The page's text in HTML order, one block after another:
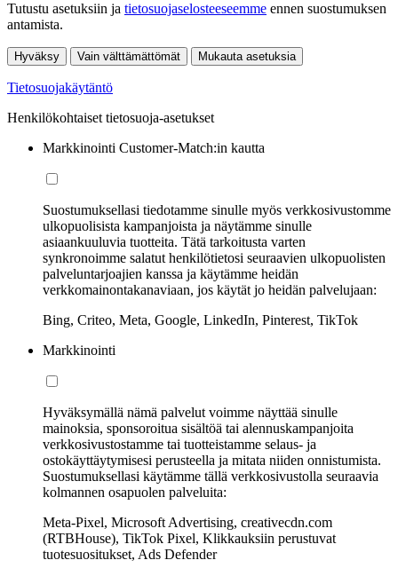
Tutustu asetuksiin ja tietosuojaselosteeseemme ennen suostumuksen
antamista.
Hyväksy Vain välttämättömät Mukauta asetuksia
Tietosuojakäytäntö
Henkilökohtaiset tietosuoja-asetukset
Markkinointi Customer-Match:in kautta
Suostumuksellasi tiedotamme sinulle myös verkkosivustomme
ulkopuolisista kampanjoista ja näytämme sinulle
asiaankuuluvia tuotteita. Tätä tarkoitusta varten
synkronoimme salatut henkilötietosi seuraavien ulkopuolisten
palveluntarjoajien kanssa ja käytämme heidän
verkkomainontakanaviaan, jos käytät jo heidän palvelujaan:
Bing, Criteo, Meta, Google, LinkedIn, Pinterest, TikTok
Markkinointi
Hyväksymällä nämä palvelut voimme näyttää sinulle
mainoksia, sponsoroitua sisältöä tai alennuskampanjoita
verkkosivustostamme tai tuotteistamme selaus- ja
ostokäyttäytymisesi perusteella ja mitata niiden onnistumista.
Suostumuksellasi käytämme tällä verkkosivustolla seuraavia
kolmannen osapuolen palveluita:
Meta-Pixel, Microsoft Advertising, creativecdn.com
(RTBHouse), TikTok Pixel, Klikkauksiin perustuvat
tuotesuositukset, Ads Defender